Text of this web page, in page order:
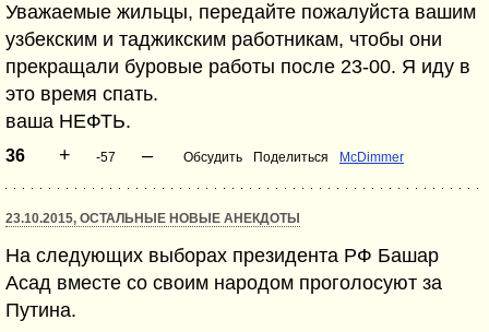
Уважаемые жильцы, передайте пожалуйста вашим
узбекским и таджикским работникам, чтобы они
прекращали буровые работы после 23-00. Я иду в
это время спать.
ваша НЕФТЬ.
36 + -57 – Обсудить Поделиться McDimmer
23.10.2015, ОСТАЛЬНЫЕ НОВЫЕ АНЕКДОТЫ
На следующих выборах президента РФ Башар
Асад вместе со своим народом проголосуют за
Путина.